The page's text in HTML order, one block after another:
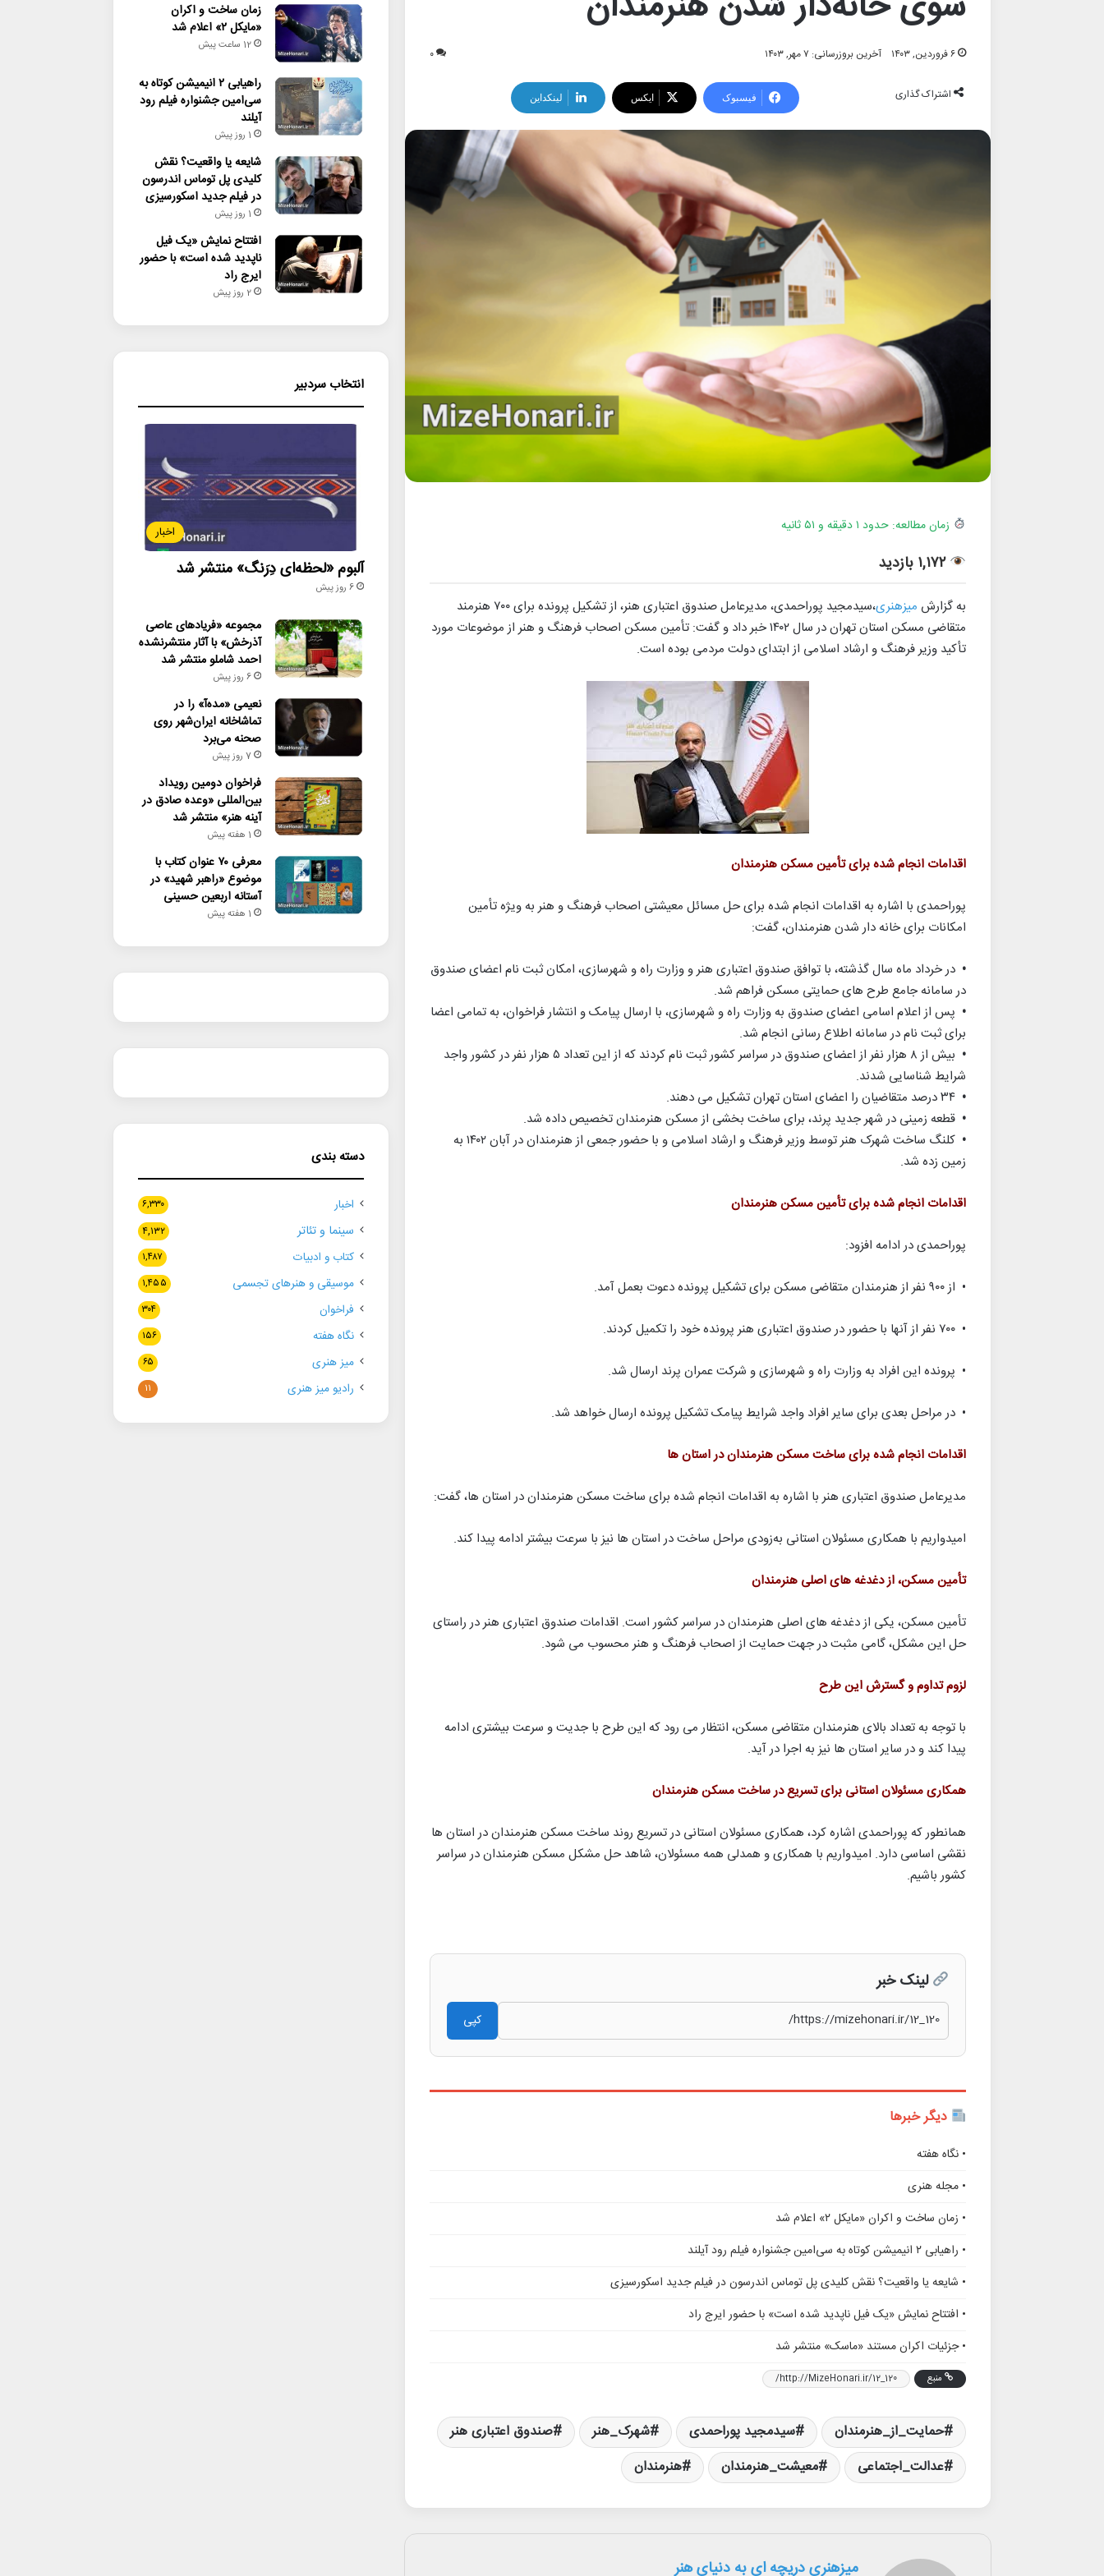
۶ فروردین, ۱۴۰۳ آخرین بروزرسانی: ۷ مهر, ۱۴۰۳ ۰
اشتراک گذاری فیسبوک ایکس لینکداین
زمان مطالعه: حدود ۱ دقیقه و ۵۱ ثانیه
۱,۱۷۲ بازدید
به گزارش میزهنری
،سیدمجید پوراحمدی، مدیرعامل صندوق اعتباری هنر، از تشکیل پرونده برای ۷۰۰ هنرمند
متقاضی مسکن استان تهران در سال ۱۴۰۲ خبر داد و گفت: تأمین مسکن اصحاب فرهنگ و هنر از موضوعات مورد
تأکید وزیر فرهنگ و ارشاد اسلامی از ابتدای دولت مردمی بوده است.
اقدامات انجام شده برای تأمین مسکن هنرمندان
پوراحمدی با اشاره به اقدامات انجام شده برای حل مسائل معیشتی اصحاب فرهنگ و هنر به ویژه تأمین
امکانات برای خانه دار شدن هنرمندان، گفت:
• در خرداد ماه سال گذشته، با توافق صندوق اعتباری هنر و وزارت راه و شهرسازی، امکان ثبت نام اعضای صندوق
در سامانه جامع طرح های حمایتی مسکن فراهم شد.
• پس از اعلام اسامی اعضای صندوق به وزارت راه و شهرسازی، با ارسال پیامک و انتشار فراخوان، به تمامی اعضا
برای ثبت نام در سامانه اطلاع رسانی انجام شد.
•
بیش از ۸ هزار نفر از اعضای صندوق در سراسر کشور ثبت نام کردند که از این تعداد ۵ هزار نفر در کشور واجد
شرایط شناسایی شدند.
• ۳۴ درصد متقاضیان را اعضای استان تهران تشکیل می دهند.
• قطعه زمینی در شهر جدید پرند، برای ساخت بخشی از مسکن هنرمندان تخصیص داده شد.
•
کلنگ ساخت شهرک هنر توسط وزیر فرهنگ و ارشاد اسلامی و با حضور جمعی از هنرمندان در آبان ۱۴۰۲ به
زمین زده شد.
اقدامات انجام شده برای تأمین مسکن هنرمندان
پوراحمدی در ادامه افزود:
• از ۹۰۰ نفر از هنرمندان متقاضی مسکن برای تشکیل پرونده دعوت بعمل آمد.
• ۷۰۰ نفر از آنها با حضور در صندوق اعتباری هنر پرونده خود را تکمیل کردند.
• پرونده این افراد به وزارت راه و شهرسازی و شرکت عمران پرند ارسال شد.
• در مراحل بعدی برای سایر افراد واجد شرایط پیامک تشکیل پرونده ارسال خواهد شد.
اقدامات انجام شده برای ساخت مسکن هنرمندان در استان ها
مدیرعامل صندوق اعتباری هنر با اشاره به اقدامات انجام شده برای ساخت مسکن هنرمندان در استان ها، گفت:
امیدواریم با همکاری مسئولان استانی به‌زودی مراحل ساخت در استان ها نیز با سرعت بیشتر ادامه پیدا کند.
تأمین مسکن، از دغدغه های اصلی هنرمندان
تأمین مسکن، یکی از دغدغه های اصلی هنرمندان در سراسر کشور است. اقدامات صندوق اعتباری هنر در راستای
حل این مشکل، گامی مثبت در جهت حمایت از اصحاب فرهنگ و هنر محسوب می شود.
لزوم تداوم و گسترش این طرح
با توجه به تعداد بالای هنرمندان متقاضی مسکن، انتظار می رود که این طرح با جدیت و سرعت بیشتری ادامه
پیدا کند و در سایر استان ها نیز به اجرا در آید.
همکاری مسئولان استانی برای تسریع در ساخت مسکن هنرمندان
همانطور که پوراحمدی اشاره کرد، همکاری مسئولان استانی در تسریع روند ساخت مسکن هنرمندان در استان ها
نقشی اساسی دارد. امیدواریم با همکاری و همدلی همه مسئولان، شاهد حل مشکل مسکن هنرمندان در سراسر
کشور باشیم.
لینک خبر
کپی
دیگر خبرها
• نگاه هفته
• مجله هنری
• زمان ساخت و اکران «مایکل ۲» اعلام شد
• راهیابی ۲ انیمیشن کوتاه به سی‌امین جشنواره فیلم رود آیلند
• شایعه یا واقعیت؟ نقش کلیدی پل توماس اندرسون در فیلم جدید اسکورسیزی
• افتتاح نمایش «یک فیل ناپدید شده است» با حضور ایرج راد
• جزئیات اکران مستند «ماسک» منتشر شد
منبع http://MizeHonari.ir/12_120/
حمایت_از_هنرمندان سیدمجید پوراحمدی شهرک_هنر
صندوق اعتباری هنر
عدالت_اجتماعی
معیشت_هنرمندان هنرمندان
میزهنری دریچه ای به دنیای هنر
زمان ساخت و اکران
«مایکل ۲» اعلام شد
12 ساعت پیش
راهیابی ۲ انیمیشن کوتاه به
سی‌امین جشنواره فیلم رود
آیلند
1 روز پیش
شایعه یا واقعیت؟ نقش
کلیدی پل توماس اندرسون
در فیلم جدید اسکورسیزی
1 روز پیش
افتتاح نمایش «یک فیل
ناپدید شده است» با حضور
ایرج راد
2 روز پیش
انتخاب سردبیر
اخبار
آلبوم «لحظه‌ای دِرَنگ» منتشر شد
6 روز پیش
مجموعه «فریادهای عاصی
آذرخش» با آثار منتشرنشده
احمد شاملو منتشر شد
6 روز پیش
نعیمی «مده‌آ» را در
تماشاخانه ایران‌شهر روی
صحنه می‌برد
7 روز پیش
فراخوان دومین رویداد
بین‌المللی «وعده صادق در
آینه هنر» منتشر شد
1 هفته پیش
معرفی ۷۰ عنوان کتاب با
موضوع «راهبر شهید» در
آستانه اربعین حسینی
1 هفته پیش
دسته بندی
اخبار ۶,۳۳۰
سینما و تئاتر ۴,۱۳۲
کتاب و ادبیات ۱,۴۸۷
موسیقی و هنرهای تجسمی ۱,۴۵۵
فراخوان ۳۰۴
نگاه هفته ۱۵۶
میز هنری ۶۵
رادیو میز هنری ۱۱